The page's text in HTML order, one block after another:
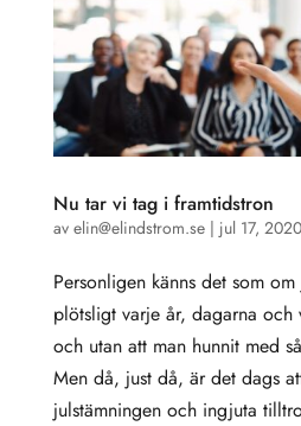
Nu tar vi tag i framtidstron
av elin@elindstrom.se| jul 17, 2020
Personligen känns det som
plötsligt varje år, dagarna och
och utan att man hunnit med
Men då, just då, är det dags
julstämningen och ingjuta